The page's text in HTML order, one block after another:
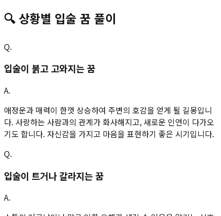
🔍 상황별 입술 꿈 풀이
Q.
입술이 붉고 고와지는 꿈
A.
애정운과 매력이 한껏 상승하여 주변의 호감을 얻게 될 길몽입니
다. 사랑하는 사람과의 관계가 화사해지고, 새로운 인연이 다가오
기도 합니다. 자신감을 가지고 마음을 표현하기 좋은 시기입니다.
Q.
입술이 트거나 갈라지는 꿈
A.